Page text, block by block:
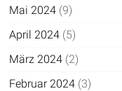
Mai 2024 (9)
April 2024 (5)
März 2024 (2)
Februar 2024 (3)